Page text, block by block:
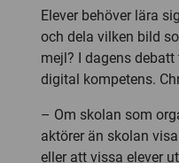
Elever behöver lära
och dela vilken bild
mejl? I dagens
digital kompetens.
– Om skolan som
aktörer än skolan
eller att vissa elever